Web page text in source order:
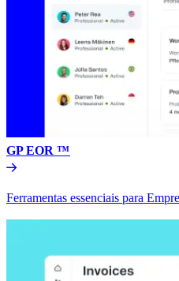
GP EOR ™​​
Ferramentas essenciais para